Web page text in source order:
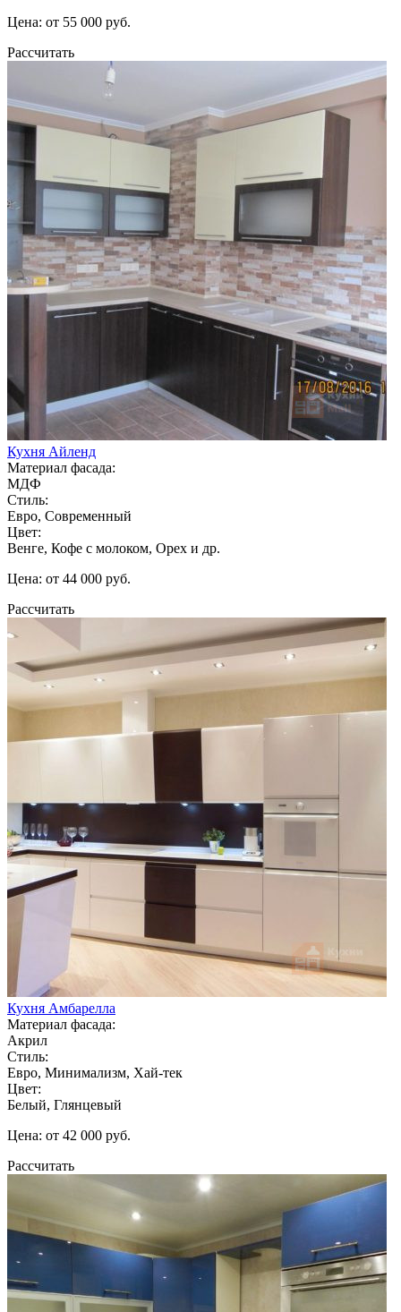
Цена: от 55 000 руб.
Рассчитать
Кухня Айленд
Материал фасада:
МДФ
Стиль:
Евро, Современный
Цвет:
Венге, Кофе с молоком, Орех и др.
Цена: от 44 000 руб.
Рассчитать
Кухня Амбарелла
Материал фасада:
Акрил
Стиль:
Евро, Минимализм, Хай-тек
Цвет:
Белый, Глянцевый
Цена: от 42 000 руб.
Рассчитать